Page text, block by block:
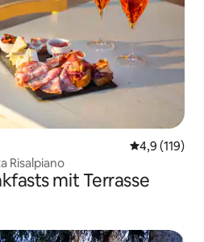
4,9 (119)
Risalpiano
mit Terrasse